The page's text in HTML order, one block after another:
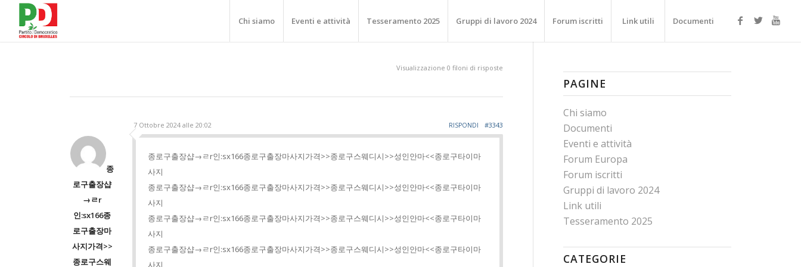
Chi siamo Eventi e attività Tesseramento 2025 Gruppi di lavoro 2024 Forum iscritti Link utili Documenti
Visualizzazione 0 filoni di risposte
7 Ottobre 2024 alle 20:02 #3343
RISPONDI
종
로구출장샵
→ㄹr
인:sx166종
로구출장마
사지가격>>
종로구스웨
종로구출장샵→ㄹr인:sx166종로구출장마사지가격>>종로구스웨디시>>성인안마<<종로구타이마
사지
종로구출장샵→ㄹr인:sx166종로구출장마사지가격>>종로구스웨디시>>성인안마<<종로구타이마
사지
종로구출장샵→ㄹr인:sx166종로구출장마사지가격>>종로구스웨디시>>성인안마<<종로구타이마
사지
종로구출장샵→ㄹr인:sx166종로구출장마사지가격>>종로구스웨디시>>성인안마<<종로구타이마
사지
PAGINE
Chi siamo
Documenti
Eventi e attività
Forum Europa
Forum iscritti
Gruppi di lavoro 2024
Link utili
Tesseramento 2025
CATEGORIE